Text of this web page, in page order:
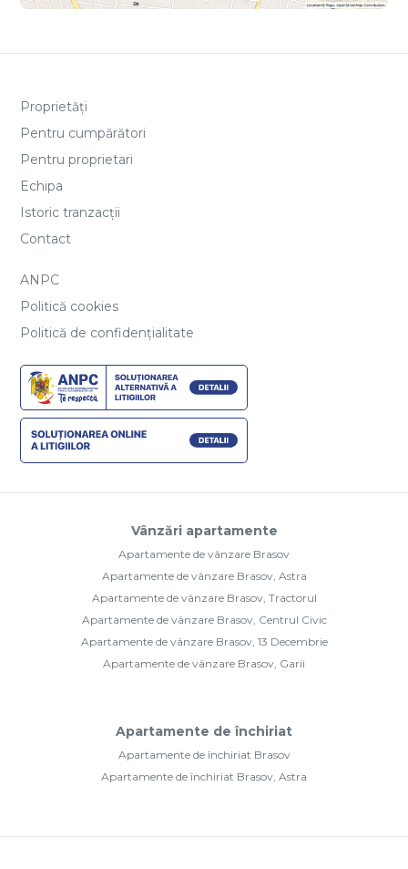
Proprietăți
Pentru cumpărători
Pentru proprietari
Echipa
Istoric tranzacții
Contact
ANPC
Politică cookies
Politică de confidențialitate
Vânzări apartamente
Apartamente de vânzare Brasov
Apartamente de vânzare Brasov, Astra
Apartamente de vânzare Brasov, Tractorul
Apartamente de vânzare Brasov, Centrul Civic
Apartamente de vânzare Brasov, 13 Decembrie
Apartamente de vânzare Brasov, Garii
Apartamente de închiriat
Apartamente de închiriat Brasov
Apartamente de închiriat Brasov, Astra